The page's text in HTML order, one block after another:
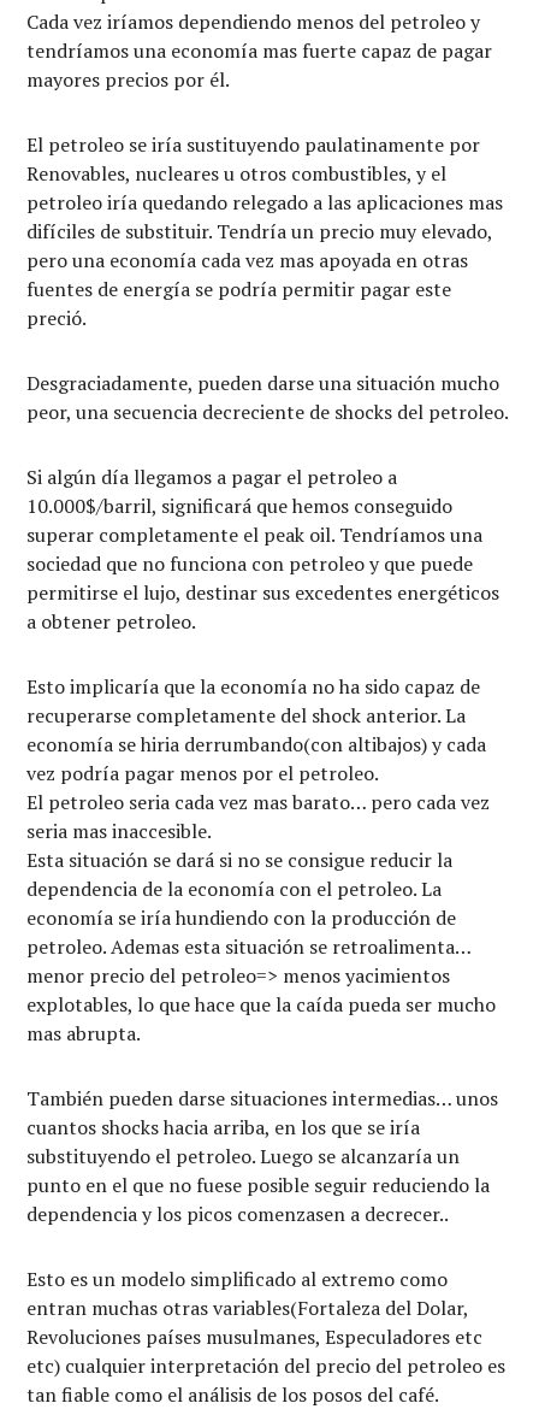
Cada vez iríamos dependiendo menos del petroleo y
tendríamos una economía mas fuerte capaz de pagar
mayores precios por él.
El petroleo se iría sustituyendo paulatinamente por
Renovables, nucleares u otros combustibles, y el
petroleo iría quedando relegado a las aplicaciones mas
difíciles de substituir. Tendría un precio muy elevado,
pero una economía cada vez mas apoyada en otras
fuentes de energía se podría permitir pagar este
preció.
Desgraciadamente, pueden darse una situación mucho
peor, una secuencia decreciente de shocks del petroleo.
Si algún día llegamos a pagar el petroleo a
10.000$/barril, significará que hemos conseguido
superar completamente el peak oil. Tendríamos una
sociedad que no funciona con petroleo y que puede
permitirse el lujo, destinar sus excedentes energéticos
a obtener petroleo.
Esto implicaría que la economía no ha sido capaz de
recuperarse completamente del shock anterior. La
economía se hiria derrumbando(con altibajos) y cada
vez podría pagar menos por el petroleo.
El petroleo seria cada vez mas barato… pero cada vez
seria mas inaccesible.
Esta situación se dará si no se consigue reducir la
dependencia de la economía con el petroleo. La
economía se iría hundiendo con la producción de
petroleo. Ademas esta situación se retroalimenta…
menor precio del petroleo=> menos yacimientos
explotables, lo que hace que la caída pueda ser mucho
mas abrupta.
También pueden darse situaciones intermedias… unos
cuantos shocks hacia arriba, en los que se iría
substituyendo el petroleo. Luego se alcanzaría un
punto en el que no fuese posible seguir reduciendo la
dependencia y los picos comenzasen a decrecer..
Esto es un modelo simplificado al extremo como
entran muchas otras variables(Fortaleza del Dolar,
Revoluciones países musulmanes, Especuladores etc
etc) cualquier interpretación del precio del petroleo es
tan fiable como el análisis de los posos del café.